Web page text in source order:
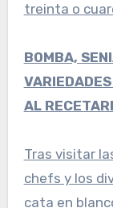
treinta o
BOMBA,
AL
Tras visitar
chefs y los
cata en